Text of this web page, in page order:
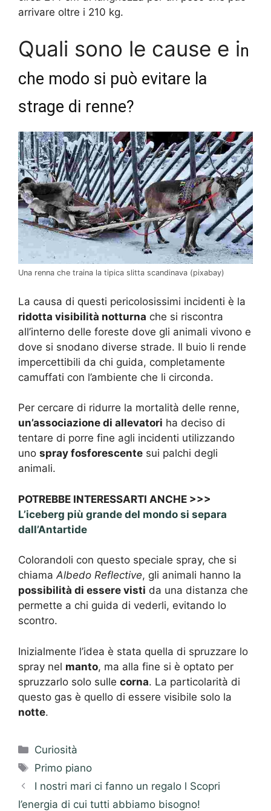
arrivare oltre i 210 kg.
Quali sono le cause e in
che modo si può evitare la
strage di renne?
Una renna che traina la tipica slitta scandinava (pixabay)
La causa di questi pericolosissimi incidenti è la
ridotta visibilità notturna che si riscontra
all’interno delle foreste dove gli animali vivono e
dove si snodano diverse strade. Il buio li rende
impercettibili da chi guida, completamente
camuffati con l’ambiente che li circonda.
Per cercare di ridurre la mortalità delle renne,
un’associazione di allevatori ha deciso di
tentare di porre fine agli incidenti utilizzando
uno spray fosforescente sui palchi degli
animali.
POTREBBE INTERESSARTI ANCHE >>>
L’iceberg più grande del mondo si separa
dall’Antartide
Colorandoli con questo speciale spray, che si
chiamaAlbedo Reflective, gli animali hanno la
possibilità di essere visti da una distanza che
permette a chi guida di vederli, evitando lo
scontro.
Inizialmente l’idea è stata quella di spruzzare lo
spray nel manto, ma alla fine si è optato per
spruzzarlo solo sulle corna. La particolarità di
questo gas è quello di essere visibile solo la
notte.
Categorie
Curiosità
Tag
Primo piano
I nostri mari ci fanno un regalo l Scopri
l’energia di cui tutti abbiamo bisogno!